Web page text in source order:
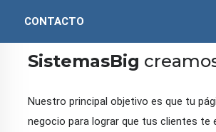
CONTACTO
SistemasBig
Nuestro principal objetivo es que tu
negocio para lograr que tus clientes